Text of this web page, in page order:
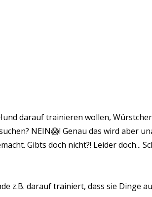
darauf trainieren wollen,
NEIN😱! Genau das wird aber
Gibts doch nicht?! Leider doch...
z.B. darauf trainiert, dass sie Dinge